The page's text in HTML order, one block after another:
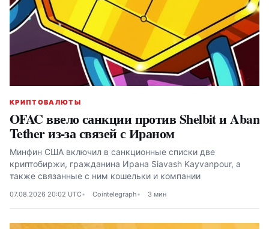
КРИПТОВАЛЮТЫ
OFAC ввело санкции против Shelbit и Aban
Tether из-за связей с Ираном
Минфин США включил в санкционные списки две
криптобиржи, гражданина Ирана Siavash Kayvanpour, а
также связанные с ним кошельки и компании
07.08.2026 20:02 UTC Cointelegraph 3 мин